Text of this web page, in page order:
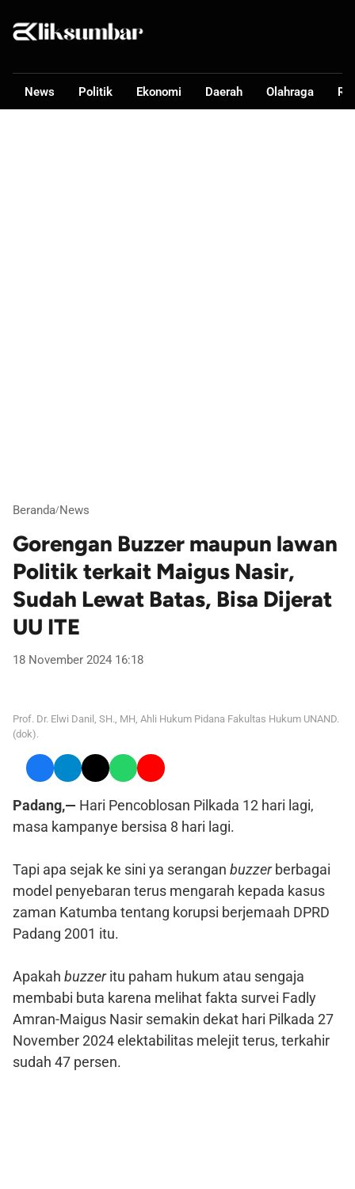
News Politik Ekonomi Daerah Olahraga
Beranda/News
Gorengan Buzzer maupun lawan
Politik terkait Maigus Nasir,
Sudah Lewat Batas, Bisa Dijerat
UU ITE
18 November 2024 16:18
Prof. Dr. Elwi Danil, SH., MH, Ahli Hukum Pidana Fakultas Hukum UNAND.
(dok).
Padang,— Hari Pencoblosan Pilkada 12 hari lagi,
masa kampanye bersisa 8 hari lagi.
Tapi apa sejak ke sini ya serangan buzzerberbagai
model penyebaran terus mengarah kepada kasus
zaman Katumba tentang korupsi berjemaah DPRD
Padang 2001 itu.
Apakah buzzeritu paham hukum atau sengaja
membabi buta karena melihat fakta survei Fadly
Amran-Maigus Nasir semakin dekat hari Pilkada 27
November 2024 elektabilitas melejit terus, terkahir
sudah 47 persen.